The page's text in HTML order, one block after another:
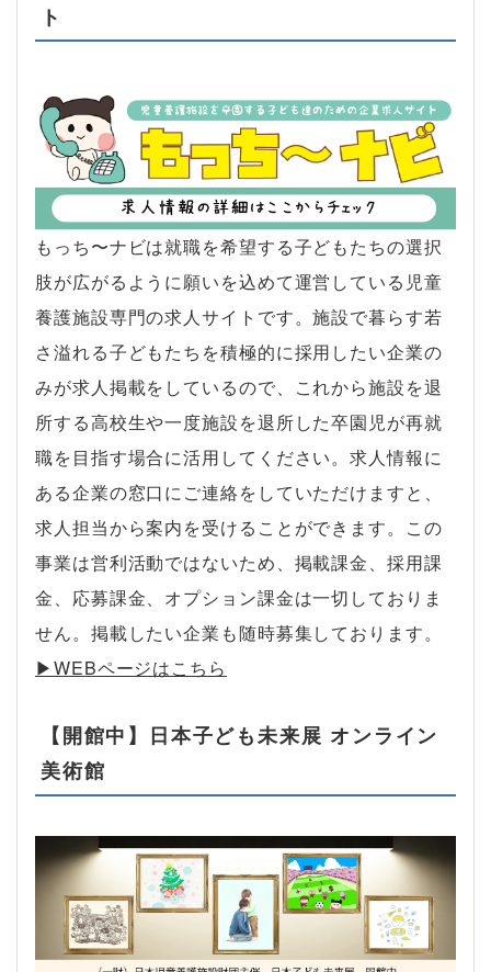
ト
もっち〜ナビは就職を希望する子どもたちの選択
肢が広がるように願いを込めて運営している児童
養護施設専門の求人サイトです。施設で暮らす若
さ溢れる子どもたちを積極的に採用したい企業の
みが求人掲載をしているので、これから施設を退
所する高校生や一度施設を退所した卒園児が再就
職を目指す場合に活用してください。求人情報に
ある企業の窓口にご連絡をしていただけますと、
求人担当から案内を受けることができます。この
事業は営利活動ではないため、掲載課金、採用課
金、応募課金、オプション課金は一切しておりま
せん。掲載したい企業も随時募集しております。
▶︎WEBページはこちら
【開館中】日本子ども未来展 オンライン
美術館